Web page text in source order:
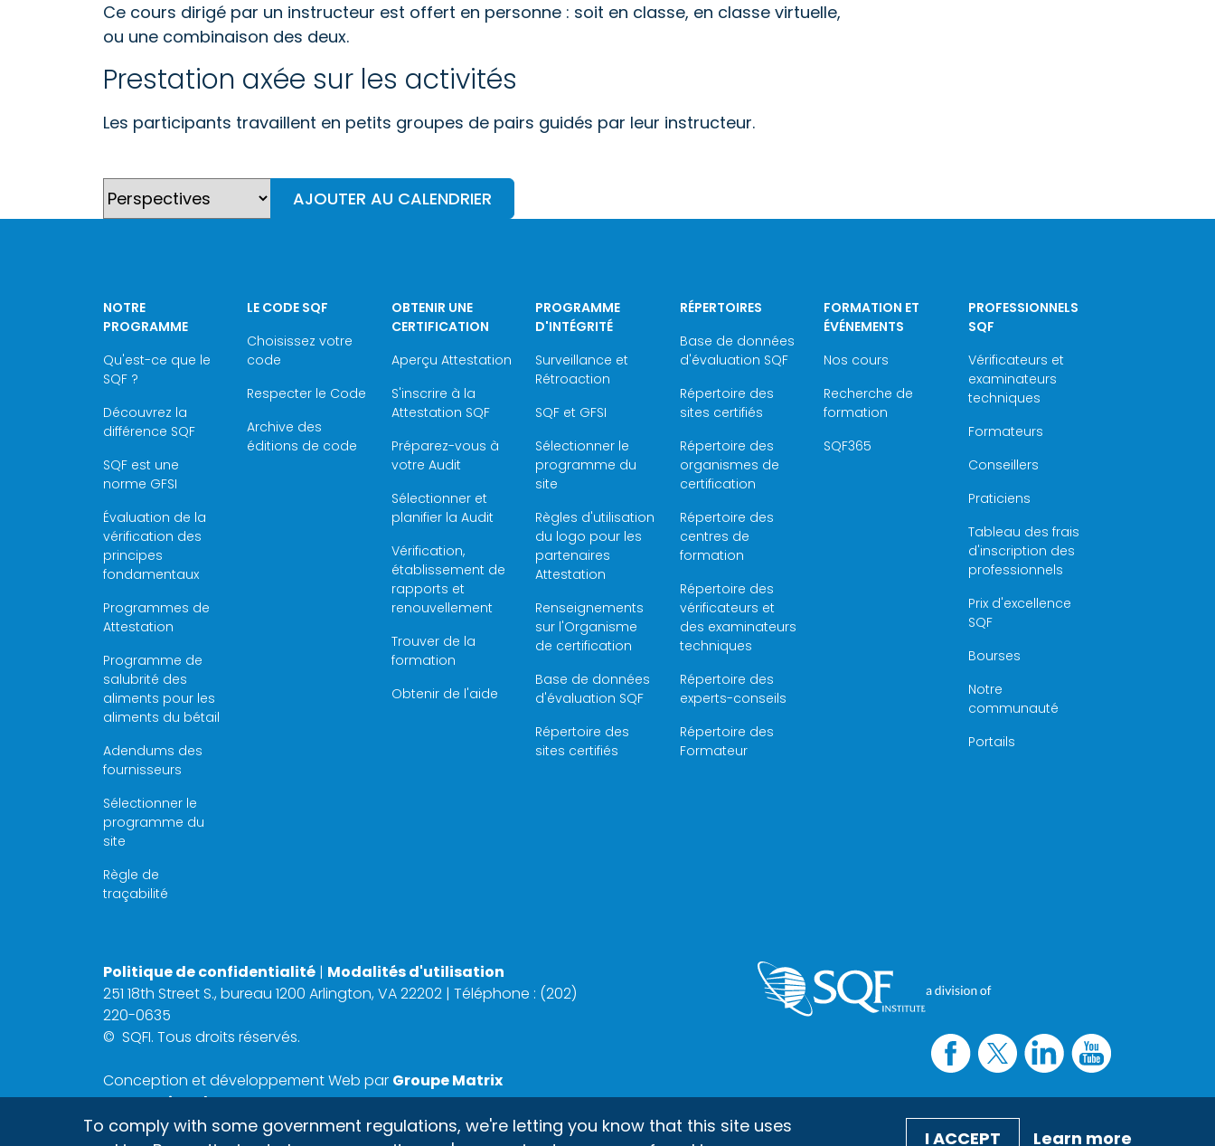
Ce cours dirigé par un instructeur est offert en personne : soit en classe, en classe virtuelle,
ou une combinaison des deux.
Prestation axée sur les activités
Les participants travaillent en petits groupes de pairs guidés par leur instructeur.
AJOUTER AU CALENDRIER
NOTRE
PROGRAMME
Qu'est-ce que le
SQF ?
Découvrez la
différence SQF
SQF est une
norme GFSI
Évaluation de la
vérification des
principes
fondamentaux
Programmes de
Attestation
Programme de
salubrité des
aliments pour les
aliments du bétail
Adendums des
fournisseurs
Sélectionner le
programme du
site
Règle de
traçabilité
LE CODE SQF
Choisissez votre
code
Respecter le Code
Archive des
éditions de code
OBTENIR UNE
CERTIFICATION
Aperçu Attestation
S'inscrire à la
Attestation SQF
Préparez-vous à
votre Audit
Sélectionner et
planifier la Audit
Vérification,
établissement de
rapports et
renouvellement
Trouver de la
formation
Obtenir de l'aide
PROGRAMME
D'INTÉGRITÉ
Surveillance et
Rétroaction
SQF et GFSI
Sélectionner le
programme du
site
Règles d'utilisation
du logo pour les
partenaires
Attestation
Renseignements
sur l'Organisme
de certification
Base de données
d'évaluation SQF
Répertoire des
sites certifiés
RÉPERTOIRES
Base de données
d'évaluation SQF
Répertoire des
sites certifiés
Répertoire des
organismes de
certification
Répertoire des
centres de
formation
Répertoire des
vérificateurs et
des examinateurs
techniques
Répertoire des
experts-conseils
Répertoire des
Formateur
FORMATION ET
ÉVÉNEMENTS
Nos cours
Recherche de
formation
SQF365
PROFESSIONNELS
SQF
Vérificateurs et
examinateurs
techniques
Formateurs
Conseillers
Praticiens
Tableau des frais
d'inscription des
professionnels
Prix d'excellence
SQF
Bourses
Notre
communauté
Portails
Politique de confidentialité | Modalités d'utilisation
251 18th Street S., bureau 1200 Arlington, VA 22202 | Téléphone : (202)
220-0635
© SQFI. Tous droits réservés.
Conception et développement Web par Groupe Matrix
International, Inc.
To comply with some government regulations, we're letting you know that this site uses
I ACCEPT Learn more